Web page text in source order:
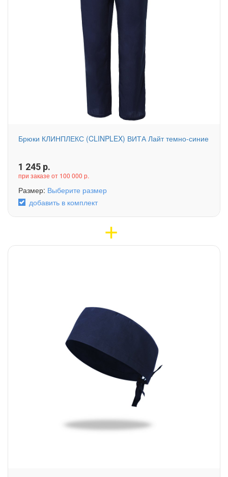
Брюки КЛИНПЛЕКС (CLINPLEX) ВИТА Лайт темно-синие
1 245 р.
при заказе от 100 000 р.
Размер: Выберите размер
добавить в комплект